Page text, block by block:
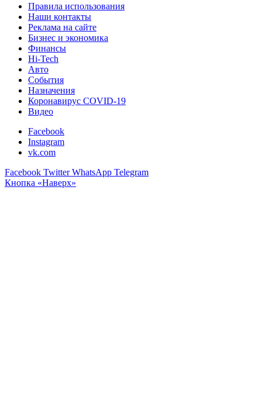
Правила использования
Наши контакты
Реклама на сайте
Бизнес и экономика
Финансы
Hi-Tech
Авто
События
Назначения
Коронавирус COVID-19
Видео
Facebook
Instagram
vk.com
Facebook Twitter WhatsApp Telegram
Кнопка «Наверх»